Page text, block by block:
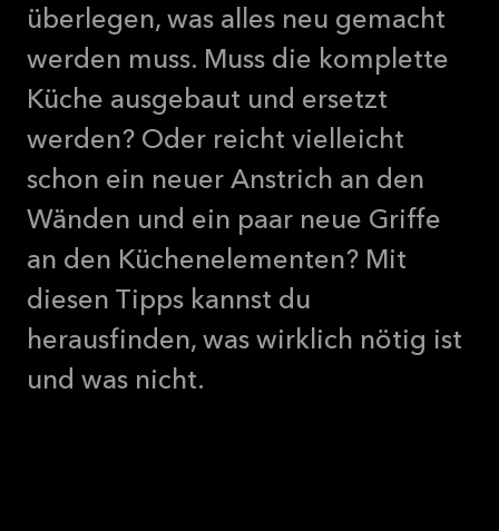
überlegen, was alles neu gemacht
werden muss. Muss die komplette
Küche ausgebaut und ersetzt
werden? Oder reicht vielleicht
schon ein neuer Anstrich an den
Wänden und ein paar neue Griffe
an den Küchenelementen? Mit
diesen Tipps kannst du
herausfinden, was wirklich nötig ist
und was nicht.